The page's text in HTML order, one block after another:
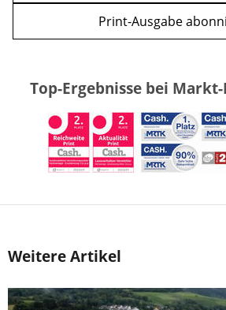
Print-Ausgabe
Top-Ergebnisse bei
Weitere Artikel